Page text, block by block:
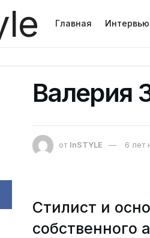
Главная Интервью
Валерия
от InSTYLE 6 лет
Стилист и
собственного